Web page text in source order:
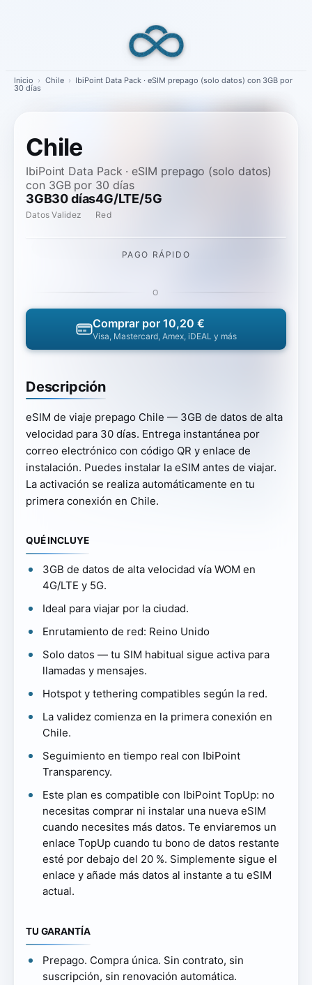
Inicio › Chile › IbiPoint Data Pack · eSIM prepago (solo datos) con 3GB por
30 días
Chile
IbiPoint Data Pack · eSIM prepago (solo datos)
con 3GB por 30 días
3GB
Datos
30 días
Validez
4G/LTE/5G
Red
Descripción
eSIM de viaje prepago Chile — 3GB de datos de alta
velocidad para 30 días. Entrega instantánea por
correo electrónico con código QR y enlace de
instalación. Puedes instalar la eSIM antes de viajar.
La activación se realiza automáticamente en tu
primera conexión en Chile.
QUÉ INCLUYE
3GB de datos de alta velocidad vía WOM en
4G/LTE y 5G.
Ideal para viajar por la ciudad.
Enrutamiento de red: Reino Unido
Solo datos — tu SIM habitual sigue activa para
llamadas y mensajes.
Hotspot y tethering compatibles según la red.
La validez comienza en la primera conexión en
Chile.
Seguimiento en tiempo real con IbiPoint
Transparency.
Este plan es compatible con IbiPoint TopUp: no
necesitas comprar ni instalar una nueva eSIM
cuando necesites más datos. Te enviaremos un
enlace TopUp cuando tu bono de datos restante
esté por debajo del 20 %. Simplemente sigue el
enlace y añade más datos al instante a tu eSIM
actual.
TU GARANTÍA
Prepago. Compra única. Sin contrato, sin
suscripción, sin renovación automática.
PAGO RÁPIDO
O
Comprar por 10,20 €
Visa, Mastercard, Amex, iDEAL y más